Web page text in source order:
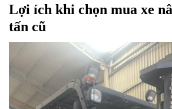
Lợi ích khi chọn mua xe
tấn cũ